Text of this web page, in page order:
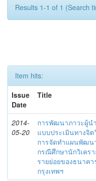
Results 1-1 of 1 (Search
Item hits:
Issue
Date
Title
2014-
05-20
การพัฒนาภาวะผู้น
แบบประเมินทางจิ
การจัดทำแผนพัฒน
กรณีศึกษานักวิเคร
รายย่อยของธนาค
กรุงเทพฯ